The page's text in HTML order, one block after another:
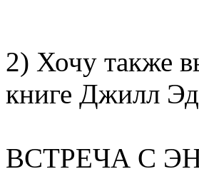
2) Хочу также
книге Джилл
ВСТРЕЧА С